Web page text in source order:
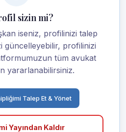
sizin mi?
iseniz, profilinizi talep
güncelleyebilir, profilinizi
tüm avukat
yararlanabilirsiniz.
Talep Et & Yönet
Yayından Kaldır